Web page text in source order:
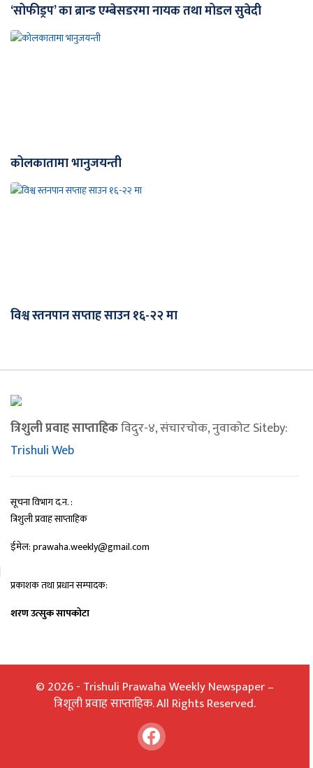
‘सोफीड्रप’ का ब्रान्ड एम्बेसडरमा नायक तथा मोडल सुवेदी
कोलकातामा भानुजयन्ती
विश्व स्तनपान सप्ताह साउन १६-२२ मा
त्रिशुली प्रवाह साप्ताहिकविदुर-४, संचारचोक, नुवाकोट Siteby:
Trishuli Web
सूचना विभाग द.न. :
त्रिशुली प्रवाह साप्ताहिक
ईमेल: prawaha.weekly@gmail.com
प्रकाशक तथा प्रधान सम्पादक:
शरण उत्सुक सापकोटा
© 2026 - Trishuli Prawaha Weekly Newspaper –
त्रिशूली प्रवाह साप्ताहिक. All Rights Reserved.